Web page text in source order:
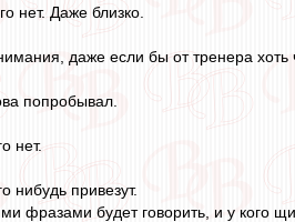
нет. Даже близко.
даже если бы от тренера хоть
попробывал.
нет.
нибудь привезут.
фразами будет говорить, и у кого